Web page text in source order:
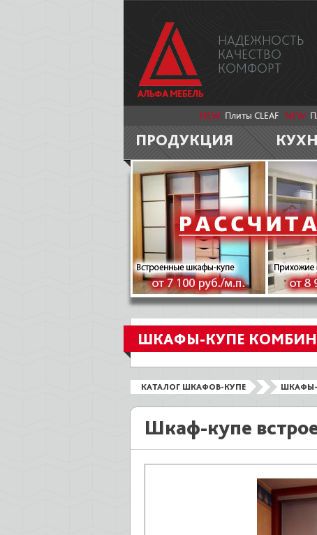
НАДЕЖНОСТЬ
КАЧЕСТВО
КОМФОРТ
NEW: Плиты CLEAF NEW:
ПРОДУКЦИЯ
ШКАФЫ-КУПЕ
КАТАЛОГ ШКАФОВ-КУПЕ ШКАФЫ-
Шкаф-купе